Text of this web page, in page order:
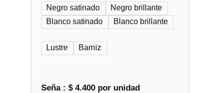
Negro satinado
Negro brillante
Blanco satinado
Blanco brillante
Lustre Barniz
Seña : $4.400por unidad